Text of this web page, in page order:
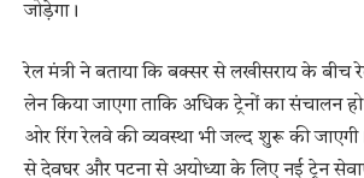
जोड़ेगा।
रेल मंत्री ने बताया कि बक्सर से लखीसराय के
लेन किया जाएगा ताकि अधिक ट्रेनों का संचालन
ओर रिंग रेलवे की व्यवस्था भी जल्द शुरू की
से देवघर और पटना से अयोध्या के लिए नई ट्रेन